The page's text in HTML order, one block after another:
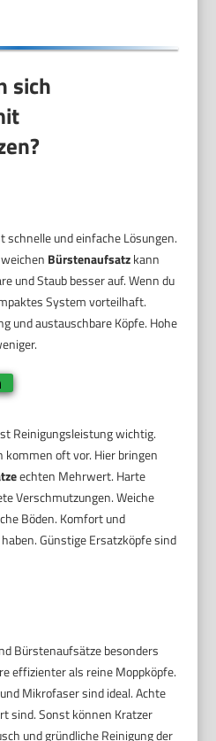
sich
schnelle und einfache Lösungen.
Bürstenaufsatzkann
und Staub besser auf. Wenn du
System vorteilhaft.
und austauschbare Köpfe. Hohe
Reinigungsleistung wichtig.
kommen oft vor. Hier bringen
echten Mehrwert. Harte
Verschmutzungen. Weiche
Böden. Komfort und
Günstige Ersatzköpfe sind
Bürstenaufsätze besonders
effizienter als reine Moppköpfe.
Mikrofaser sind ideal. Achte
sind. Sonst können Kratzer
und gründliche Reinigung der